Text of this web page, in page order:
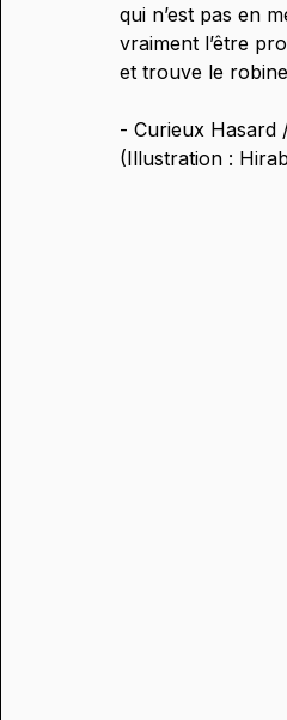
qui n’est pas en
vraiment l’être
et trouve le
- Curieux Hasard
(Illustration :